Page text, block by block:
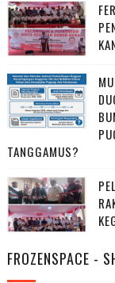
TANGGAMUS?
FROZENSPACE -